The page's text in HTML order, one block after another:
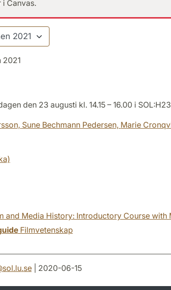
Canvas.
2021
den 23 augusti kl. 14.15 – 16.00 i
Sune Bechmann Pedersen, Marie
and Media History: Introductory Course with
Filmvetenskap
sol.lu.se| 2020-06-15